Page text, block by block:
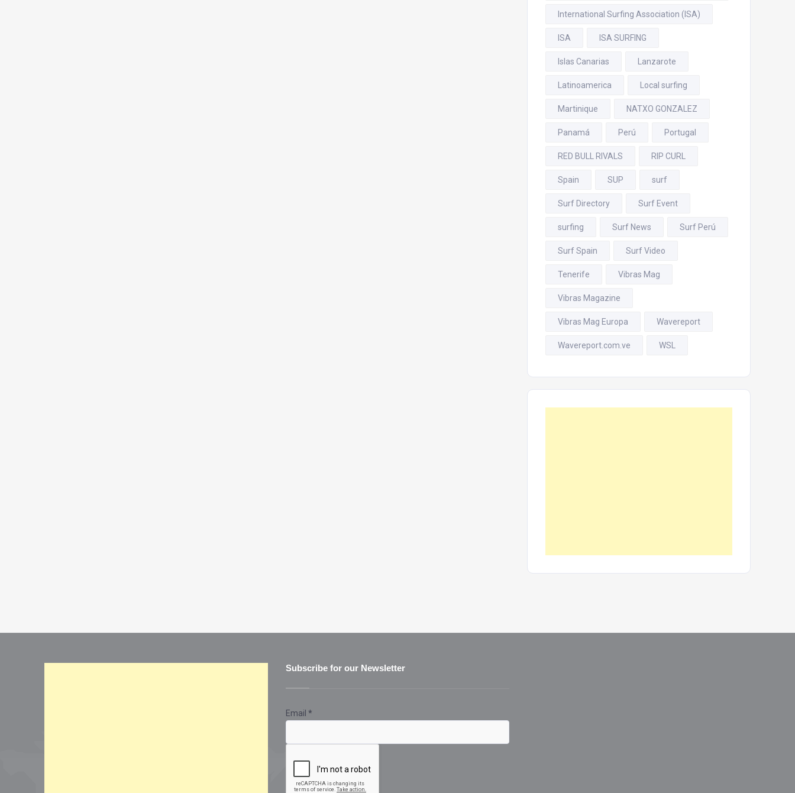
International Surfing Association (ISA)
ISA ISA SURFING
Islas Canarias Lanzarote
Latinoamerica Local surfing
Martinique NATXO GONZALEZ
Panamá Perú Portugal
RED BULL RIVALS RIP CURL
Spain SUP surf
Surf Directory Surf Event
surfing Surf News Surf Perú
Surf Spain Surf Video
Tenerife Vibras Mag
Vibras Magazine
Vibras Mag Europa Wavereport
Wavereport.com.ve WSL
Subscribe for our Newsletter
Email *